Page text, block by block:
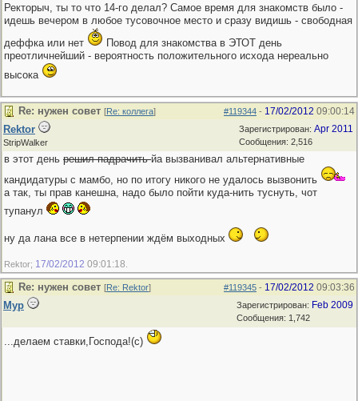
Ректорыч, ты то что 14-го делал? Самое время для знакомств было -
идешь вечером в любое тусовочное место и сразу видишь - свободная
деффка или нет
Повод для знакомства в ЭТОТ день
преотличнейший - вероятность положительного исхода нереально
высока
#119344 - 17/02/2012 09:00:14
Re: нужен совет [Re: коллега]
Зарегистрирован: Apr 2011
Сообщения: 2,516
Rektor
StripWalker
в этот день решил падрачитьйа вызванивал альтернативные
кандидатуры с мамбо, но по итогу никого не удалось вызвонить
а так, ты прав канешна, надо было пойти куда-нить туснуть, чот
тупанул
ну да лана все в нетерпении ждём выходных
Rektor; 17/02/2012 09:01:18
#119345 - 17/02/2012 09:03:36
Re: нужен совет [Re: Rektor]
Зарегистрирован: Feb 2009
Сообщения: 1,742
Мур
...делаем ставки,Господа!(с)